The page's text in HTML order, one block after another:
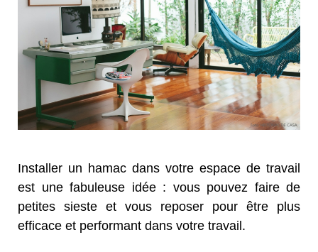
Installer un hamac dans votre espace de travail
est une fabuleuse idée : vous pouvez faire de
petites sieste et vous reposer pour être plus
efficace et performant dans votre travail.